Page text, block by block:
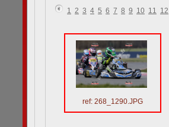
1 2 3 4 5 6 7 8 9 10 11 12
ref: 268_1290.JPG